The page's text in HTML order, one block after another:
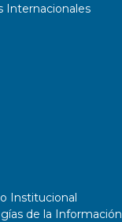
Internacionales
Institucional
de la Información